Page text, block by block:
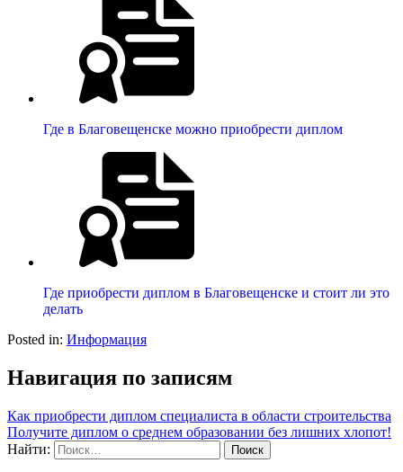
Где в Благовещенске можно приобрести диплом
Где приобрести диплом в Благовещенске и стоит ли это
делать
Posted in: Информация
Навигация по записям
Как приобрести диплом специалиста в области строительства
Получите диплом о среднем образовании без лишних хлопот!
Найти: